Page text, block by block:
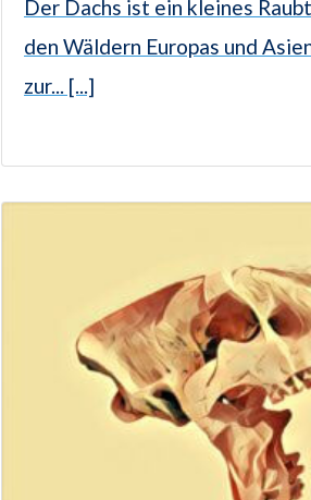
Der Dachs ist ein kleines
den Wäldern Europas und
zur... [...]